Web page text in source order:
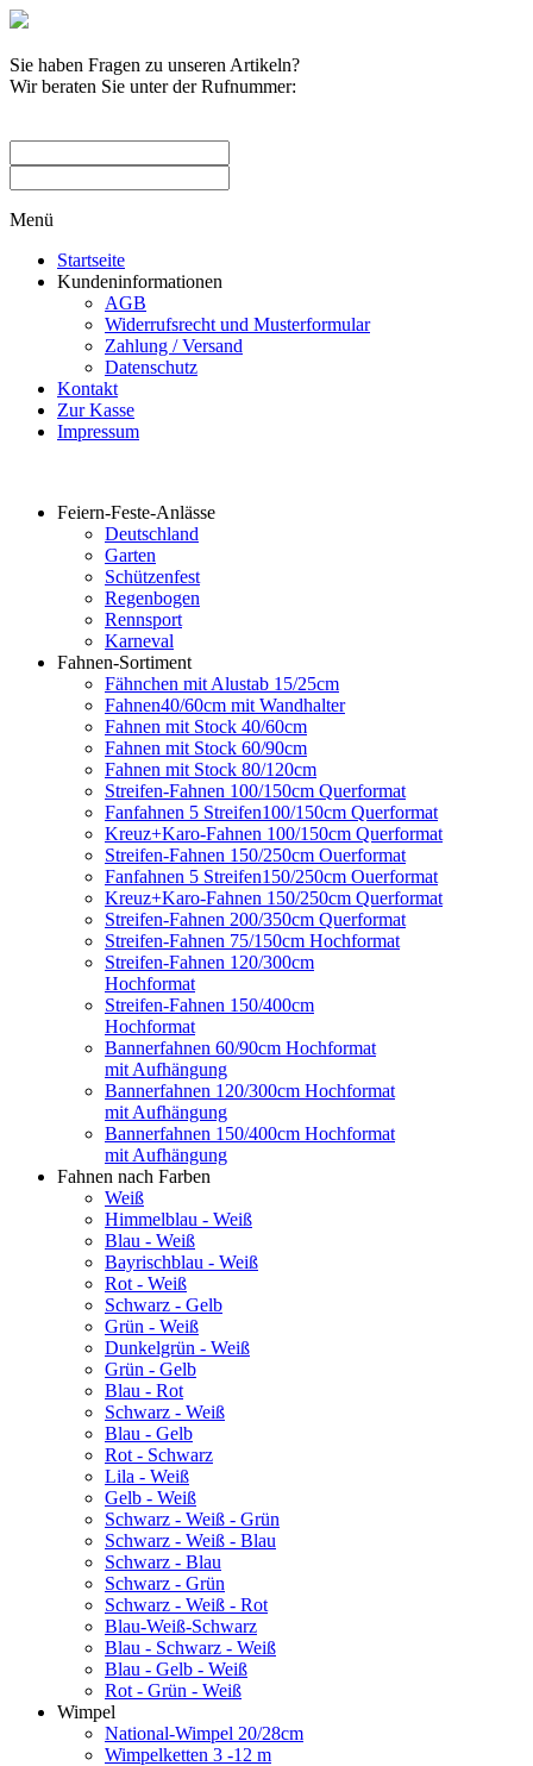
Sie haben Fragen zu unseren Artikeln?
Wir beraten Sie unter der Rufnummer:
Menü
Startseite
Kundeninformationen
AGB
Widerrufsrecht und Musterformular
Zahlung / Versand
Datenschutz
Kontakt
Zur Kasse
Impressum
Feiern-Feste-Anlässe
Deutschland
Garten
Schützenfest
Regenbogen
Rennsport
Karneval
Fahnen-Sortiment
Fähnchen mit Alustab 15/25cm
Fahnen40/60cm mit Wandhalter
Fahnen mit Stock 40/60cm
Fahnen mit Stock 60/90cm
Fahnen mit Stock 80/120cm
Streifen-Fahnen 100/150cm Querformat
Fanfahnen 5 Streifen100/150cm Querformat
Kreuz+Karo-Fahnen 100/150cm Querformat
Streifen-Fahnen 150/250cm Ouerformat
Fanfahnen 5 Streifen150/250cm Ouerformat
Kreuz+Karo-Fahnen 150/250cm Querformat
Streifen-Fahnen 200/350cm Querformat
Streifen-Fahnen 75/150cm Hochformat
Streifen-Fahnen 120/300cm
Hochformat
Streifen-Fahnen 150/400cm
Hochformat
Bannerfahnen 60/90cm Hochformat
mit Aufhängung
Bannerfahnen 120/300cm Hochformat
mit Aufhängung
Bannerfahnen 150/400cm Hochformat
mit Aufhängung
Fahnen nach Farben
Weiß
Himmelblau - Weiß
Blau - Weiß
Bayrischblau - Weiß
Rot - Weiß
Schwarz - Gelb
Grün - Weiß
Dunkelgrün - Weiß
Grün - Gelb
Blau - Rot
Schwarz - Weiß
Blau - Gelb
Rot - Schwarz
Lila - Weiß
Gelb - Weiß
Schwarz - Weiß - Grün
Schwarz - Weiß - Blau
Schwarz - Blau
Schwarz - Grün
Schwarz - Weiß - Rot
Blau-Weiß-Schwarz
Blau - Schwarz - Weiß
Blau - Gelb - Weiß
Rot - Grün - Weiß
Wimpel
National-Wimpel 20/28cm
Wimpelketten 3 -12 m